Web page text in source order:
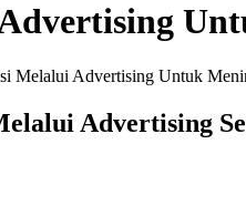
Melalui Advertising Untuk
Advertising